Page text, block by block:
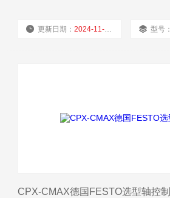
比，动作时间和空气消耗减少 30% 左
将输出力控制在 30 和 4712 N之间
更新日期：2024-11-21 型号
CPX-CMAX德国FESTO选型轴控